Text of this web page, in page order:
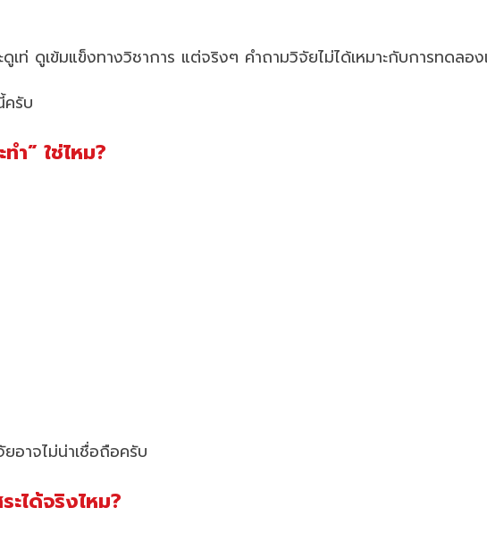
เท่ ดูเข้มแข็งทางวิชาการ แต่จริงๆ คำถามวิจัยไม่ได้เหมาะกับการทดลอง
รับ
ำ” ใช่ไหม?
อาจไม่น่าเชื่อถือครับ
ะได้จริงไหม?